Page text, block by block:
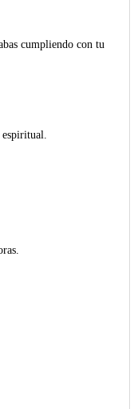
cumpliendo con tu
espiritual.